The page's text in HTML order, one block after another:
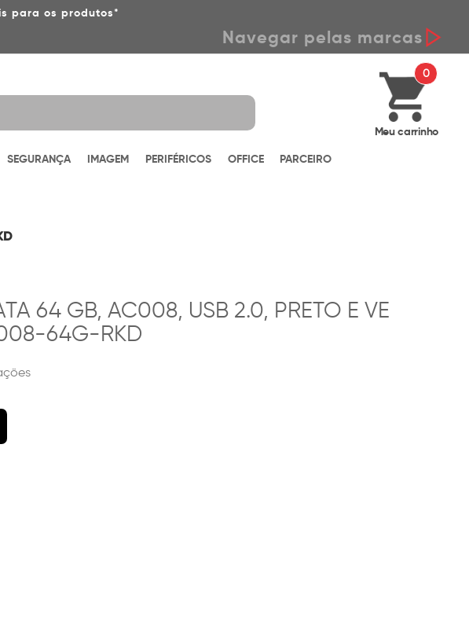
para os produtos*
Navegar pelas marcas
0
Meu carrinho
SEGURANÇA IMAGEM PERIFÉRICOS OFFICE PARCEIRO
64 GB, AC008, USB 2.0, PRETO E VE
64G-RKD